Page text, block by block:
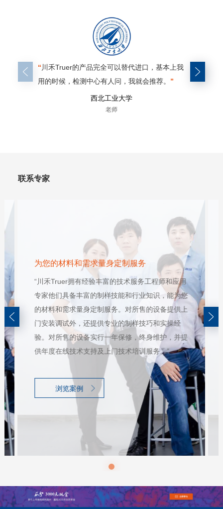
“川禾Truer的产品完全可以替代进口，基本上我
用的时候，检测中心有人问，我就会推荐。 ”
西北工业大学
老师
“对比我
的制样效
联系专家
为您的材料和需求量身定制服务
“川禾Truer拥有经验丰富的技术服务工程师和应用
专家他们具备丰富的制样技能和行业知识，能为您
的材料和需求量身定制服务。对所售的设备提供上
门安装调试外，还提供专业的制样技巧和实操经
验。对所售的设备实行一年保修，终身维护，并提
供年度在线技术支持及上门技术培训服务。”
浏览案例